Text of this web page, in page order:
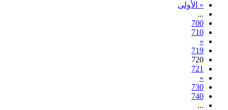
« الأولى
...
700
710
«
719
720
721
»
730
740
...